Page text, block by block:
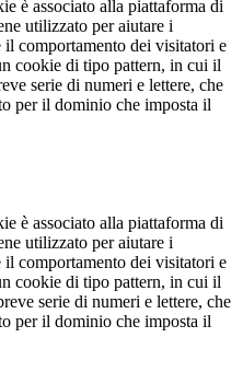
è associato alla piattaforma di
utilizzato per aiutare i
comportamento dei visitatori e
cookie di tipo pattern, in cui il
serie di numeri e lettere, che
per il dominio che imposta il
è associato alla piattaforma di
utilizzato per aiutare i
comportamento dei visitatori e
cookie di tipo pattern, in cui il
serie di numeri e lettere, che
per il dominio che imposta il